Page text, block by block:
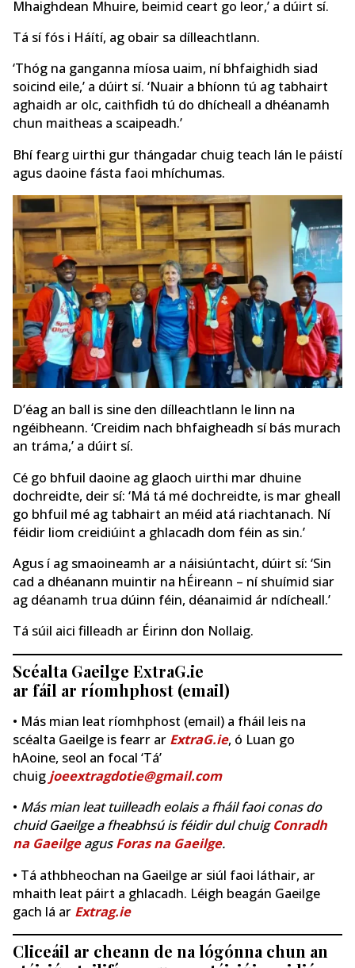
Mhaighdean Mhuire, beimid ceart go leor,’ a dúirt sí.
Tá sí fós i Háítí, ag obair sa dílleachtlann.
‘Thóg na ganganna míosa uaim, ní bhfaighidh siad
soicind eile,’ a dúirt sí. ‘Nuair a bhíonn tú ag tabhairt
aghaidh ar olc, caithfidh tú do dhícheall a dhéanamh
chun maitheas a scaipeadh.’
Bhí fearg uirthi gur thángadar chuig teach lán le páistí
agus daoine fásta faoi mhíchumas.
D’éag an ball is sine den dílleachtlann le linn na
ngéibheann. ‘Creidim nach bhfaigheadh sí bás murach
an tráma,’ a dúirt sí.
Cé go bhfuil daoine ag glaoch uirthi mar dhuine
dochreidte, deir sí: ‘Má tá mé dochreidte, is mar gheall
go bhfuil mé ag tabhairt an méid atá riachtanach. Ní
féidir liom creidiúint a ghlacadh dom féin as sin.’
Agus í ag smaoineamh ar a náisiúntacht, dúirt sí: ‘Sin
cad a dhéanann muintir na hÉireann – ní shuímid siar
ag déanamh trua dúinn féin, déanaimid ár ndícheall.’
Tá súil aici filleadh ar Éirinn don Nollaig.
Scéalta Gaeilge ExtraG.ie
ar fáil ar ríomhphost (email)
• Más mian leat ríomhphost (email) a fháil leis na
scéalta Gaeilge is fearr ar ExtraG.ie, ó Luan go
hAoine, seol an focal ‘Tá’
chuig joeextragdotie@gmail.com
• Más mian leat tuilleadh eolais a fháil faoi conas do
chuid Gaeilge a fheabhsú is féidir dul chuigConradh
na GaeilgeagusForas na Gaeilge.
• Tá athbheochan na Gaeilge ar siúl faoi láthair, ar
mhaith leat páirt a ghlacadh. Léigh beagán Gaeilge
gach lá ar Extrag.ie
Cliceáil ar cheann de na lógónna chun an